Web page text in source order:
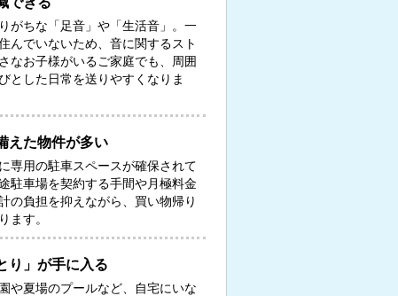
がちな「足音」や「生活音」。一
んでいないため、音に関するスト
なお子様がいるご家庭でも、周囲
とした日常を送りやすくなりま
えた物件が多い
専用の駐車スペースが確保されて
駐車場を契約する手間や月極料金
の負担を抑えながら、買い物帰り
ます。
り」が手に入る
や夏場のプールなど、自宅にいな